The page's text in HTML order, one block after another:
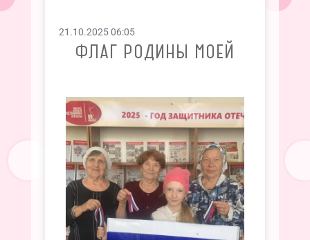
21.10.2025 06:05
ФЛАГ РОДИНЫ МОЕЙ